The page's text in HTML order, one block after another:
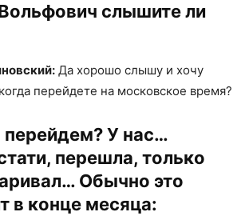
слышите ли
Да хорошо слышу и хочу
перейдете на московское время?
У нас…
перешла, только
Обычно это
в конце месяца: